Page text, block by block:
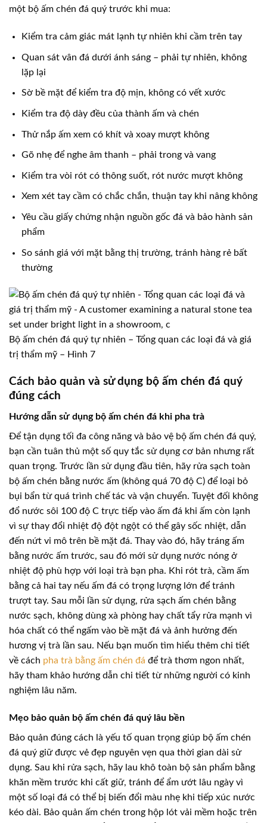
một bộ ấm chén đá quý trước khi mua:
Kiểm tra cảm giác mát lạnh tự nhiên khi cầm trên tay
Quan sát vân đá dưới ánh sáng – phải tự nhiên, không
lặp lại
Sờ bề mặt để kiểm tra độ mịn, không có vết xước
Kiểm tra độ dày đều của thành ấm và chén
Thử nắp ấm xem có khít và xoay mượt không
Gõ nhẹ để nghe âm thanh – phải trong và vang
Kiểm tra vòi rót có thông suốt, rót nước mượt không
Xem xét tay cầm có chắc chắn, thuận tay khi nâng không
Yêu cầu giấy chứng nhận nguồn gốc đá và bảo hành sản
phẩm
So sánh giá với mặt bằng thị trường, tránh hàng rẻ bất
thường
Bộ ấm chén đá quý tự nhiên – Tổng quan các loại đá và giá
trị thẩm mỹ – Hình 7
Cách bảo quản và sử dụng bộ ấm chén đá quý
đúng cách
Hướng dẫn sử dụng bộ ấm chén đá khi pha trà
Để tận dụng tối đa công năng và bảo vệ bộ ấm chén đá quý,
bạn cần tuân thủ một số quy tắc sử dụng cơ bản nhưng rất
quan trọng. Trước lần sử dụng đầu tiên, hãy rửa sạch toàn
bộ ấm chén bằng nước ấm (không quá 70 độ C) để loại bỏ
bụi bẩn từ quá trình chế tác và vận chuyển. Tuyệt đối không
đổ nước sôi 100 độ C trực tiếp vào ấm đá khi ấm còn lạnh
vì sự thay đổi nhiệt độ đột ngột có thể gây sốc nhiệt, dẫn
đến nứt vi mô trên bề mặt đá. Thay vào đó, hãy tráng ấm
bằng nước ấm trước, sau đó mới sử dụng nước nóng ở
nhiệt độ phù hợp với loại trà bạn pha. Khi rót trà, cầm ấm
bằng cả hai tay nếu ấm đá có trọng lượng lớn để tránh
trượt tay. Sau mỗi lần sử dụng, rửa sạch ấm chén bằng
nước sạch, không dùng xà phòng hay chất tẩy rửa mạnh vì
hóa chất có thể ngấm vào bề mặt đá và ảnh hưởng đến
hương vị trà lần sau. Nếu bạn muốn tìm hiểu thêm chi tiết
về cách pha trà bằng ấm chén đá để trà thơm ngon nhất,
hãy tham khảo hướng dẫn chi tiết từ những người có kinh
nghiệm lâu năm.
Mẹo bảo quản bộ ấm chén đá quý lâu bền
Bảo quản đúng cách là yếu tố quan trọng giúp bộ ấm chén
đá quý giữ được vẻ đẹp nguyên vẹn qua thời gian dài sử
dụng. Sau khi rửa sạch, hãy lau khô toàn bộ sản phẩm bằng
khăn mềm trước khi cất giữ, tránh để ẩm ướt lâu ngày vì
một số loại đá có thể bị biến đổi màu nhẹ khi tiếp xúc nước
kéo dài. Bảo quản ấm chén trong hộp lót vải mềm hoặc trên